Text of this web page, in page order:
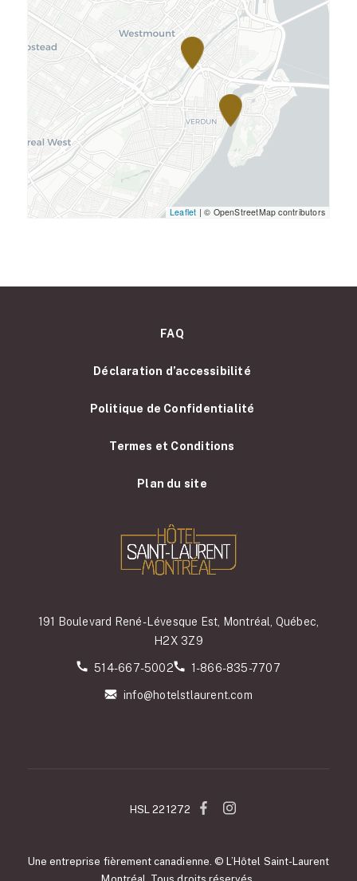
Leaflet | © OpenStreetMap contributors
FAQ
Déclaration d’accessibilité
Politique de Confidentialité
Termes et Conditions
Plan du site
191 Boulevard René-Lévesque Est, Montréal, Québec,
H2X 3Z9
514-667-5002 1-866-835-7707
info@hotelstlaurent.com
Une entreprise fièrement canadienne. © L’Hôtel Saint-Laurent
Montréal. Tous droits réservés.
HSL 221272